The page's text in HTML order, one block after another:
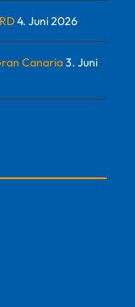
4. Juni 2026
Canaria3. Juni